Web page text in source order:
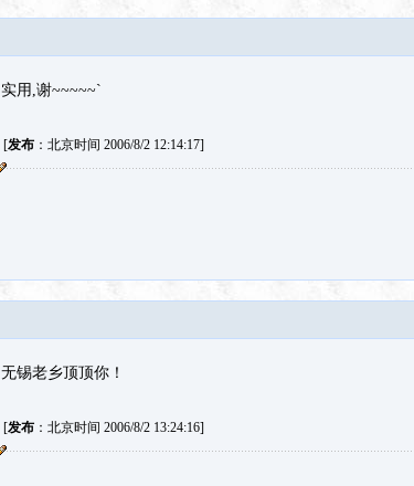
实用,谢~~~~~`
[发布：北京时间 2006/8/2 12:14:17]
无锡老乡顶顶你！
[发布：北京时间 2006/8/2 13:24:16]